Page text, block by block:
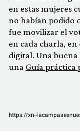
en estas mujeres
no habían podido
fue movilizar el
en cada charla,
digital. Una
una Guía práctica
https://xn--